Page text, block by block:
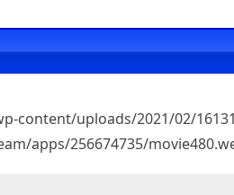
content/uploads/2021/02/
apps/256674735/